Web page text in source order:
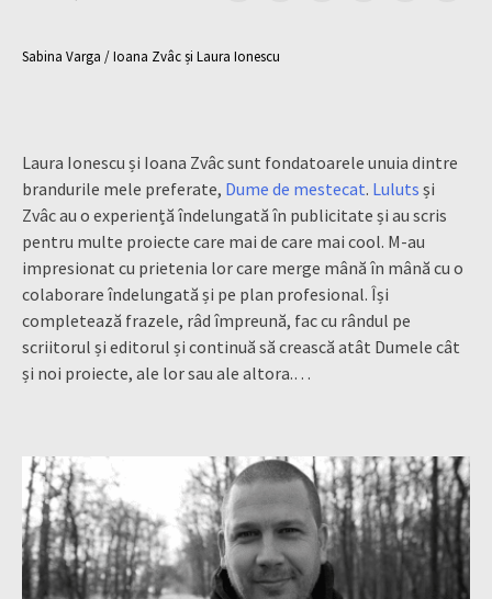
Sabina Varga / Ioana Zvâc și Laura Ionescu
Laura Ionescu și Ioana Zvâc sunt fondatoarele unuia dintre
brandurile mele preferate, Dume de mestecat. Luluts și
Zvâc au o experiență îndelungată în publicitate și au scris
pentru multe proiecte care mai de care mai cool. M-au
impresionat cu prietenia lor care merge mână în mână cu o
colaborare îndelungată și pe plan profesional. Își
completează frazele, râd împreună, fac cu rândul pe
scriitorul și editorul și continuă să crească atât Dumele cât
și noi proiecte, ale lor sau ale altora.…